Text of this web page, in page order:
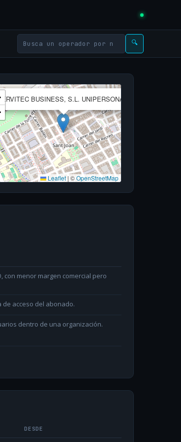
🔍
BUSINESS, S.L. UNIPERSONAL
Leaflet | ©OpenStreetMap
con menor margen comercial pero
acceso del abonado.
dentro de una organización.
DESDE